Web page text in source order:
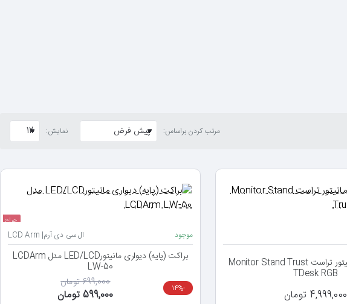
مرتب کردن براساس: نمایش:
استند رومیزی مانیتور تراست Monitor Stand Trust
TDesk RGB
4,999,000 تومان
حراج
موجود ال سی دی آرم| LCD Arm
براکت (پایه) دیواری مانیتورLED/LCD مدل LCDArm
LW-50
-14% 599,000 تومان
699,000 تومان